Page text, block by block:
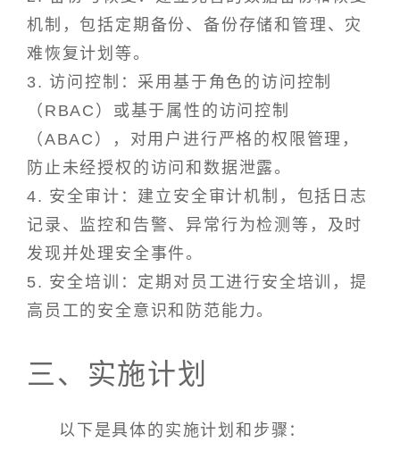
机制，包括定期备份、备份存储和管理、灾
难恢复计划等。
3. 访问控制：采用基于角色的访问控制
（RBAC）或基于属性的访问控制
（ABAC），对用户进行严格的权限管理，
防止未经授权的访问和数据泄露。
4. 安全审计：建立安全审计机制，包括日志
记录、监控和告警、异常行为检测等，及时
发现并处理安全事件。
5. 安全培训：定期对员工进行安全培训，提
高员工的安全意识和防范能力。
三、实施计划
以下是具体的实施计划和步骤：